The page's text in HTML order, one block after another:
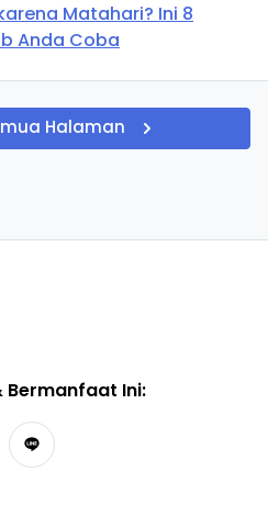
Matahari? Ini 8
Anda Coba
Halaman
Bermanfaat Ini: